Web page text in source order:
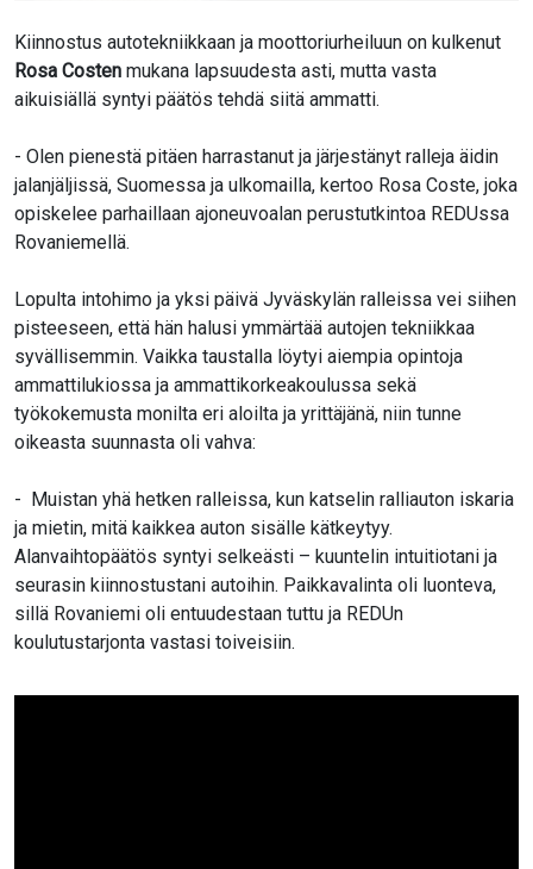
Kiinnostus autotekniikkaan ja moottoriurheiluun on kulkenut
Rosa Costen mukana lapsuudesta asti, mutta vasta
aikuisiällä syntyi päätös tehdä siitä ammatti.
- Olen pienestä pitäen harrastanut ja järjestänyt ralleja äidin
jalanjäljissä, Suomessa ja ulkomailla, kertoo Rosa Coste, joka
opiskelee parhaillaan ajoneuvoalan perustutkintoa REDUssa
Rovaniemellä.
Lopulta intohimo ja yksi päivä Jyväskylän ralleissa vei siihen
pisteeseen, että hän halusi ymmärtää autojen tekniikkaa
syvällisemmin. Vaikka taustalla löytyi aiempia opintoja
ammattilukiossa ja ammattikorkeakoulussa sekä
työkokemusta monilta eri aloilta ja yrittäjänä, niin tunne
oikeasta suunnasta oli vahva:
- Muistan yhä hetken ralleissa, kun katselin ralliauton iskaria
ja mietin, mitä kaikkea auton sisälle kätkeytyy.
Alanvaihtopäätös syntyi selkeästi – kuuntelin intuitiotani ja
seurasin kiinnostustani autoihin. Paikkavalinta oli luonteva,
sillä Rovaniemi oli entuudestaan tuttu ja REDUn
koulutustarjonta vastasi toiveisiin.